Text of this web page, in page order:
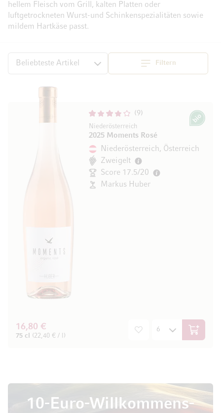
hellem Fleisch vom Grill, kalten Platten oder
luftgetrockneten Wurst-und Schinkenspezialitäten sowie
mildem Hartkäse passt.
Filtern
Sortieren Top
9
Niederösterreich
2025 Moments Rosé
Bio
Niederösterreich, Österreich
Zweigelt
Score 17.5/20
Markus Huber
16,80 €
75 cl (22,40 € / l) In den
10-Euro-Willkommens-